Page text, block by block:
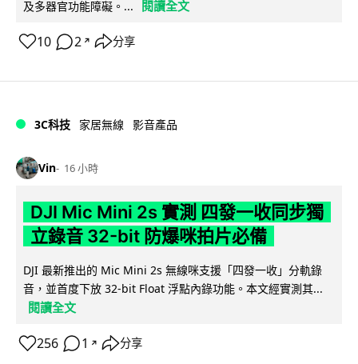
及多器官功能障礙。...
閱讀全文
10 2 ↗ 分享
3C科技 家居無線 影音產品
Vin 16 小時
DJI Mic Mini 2s 實測 四發一收同步獨
立錄音 32-bit 防爆咪拍片必備
DJI 最新推出的 Mic Mini 2s 無線咪支援「四發一收」分軌錄
音，並首度下放 32-bit Float 浮點內錄功能。本文經實測其...
閱讀全文
256 1 ↗ 分享